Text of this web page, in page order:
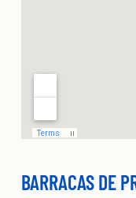
BARRACAS DE